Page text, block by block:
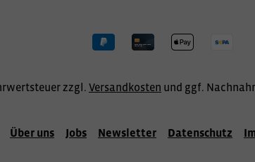
zzgl. Versandkosten und ggf.
Über uns Jobs Newsletter Datenschutz